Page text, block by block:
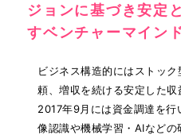
ジョンに基づき安定
すベンチャーマイン
ビジネス構造的にはストッ
頼、増収を続ける安定した収
2017年9月には資金調達を
像認識や機械学習・AIなど